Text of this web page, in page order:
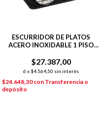
ESCURRIDOR DE PLATOS
ACERO INOXIDABLE 1 PISO
$27.387,00
6 x $4.564,50 sin interés
$24.648,30con Transferencia o
depósito